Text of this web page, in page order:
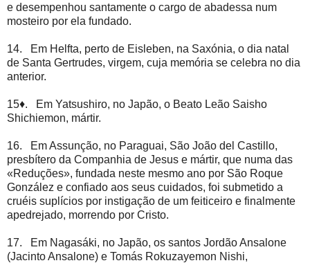
e desempenhou santamente o cargo de abadessa num
mosteiro por ela fundado.
14. Em Helfta, perto de Eisleben, na Saxónia, o dia natal
de Santa Gertrudes, virgem, cuja memória se celebra no dia
anterior.
15♦. Em Yatsushiro, no Japão, o Beato Leão Saisho
Shichiemon, mártir.
16. Em Assunção, no Paraguai, São João del Castillo,
presbítero da Companhia de Jesus e mártir, que numa das
«Reduções», fundada neste mesmo ano por São Roque
González e confiado aos seus cuidados, foi submetido a
cruéis suplícios por instigação de um feiticeiro e finalmente
apedrejado, morrendo por Cristo.
17. Em Nagasáki, no Japão, os santos Jordão Ansalone
(Jacinto Ansalone) e Tomás Rokuzayemon Nishi,